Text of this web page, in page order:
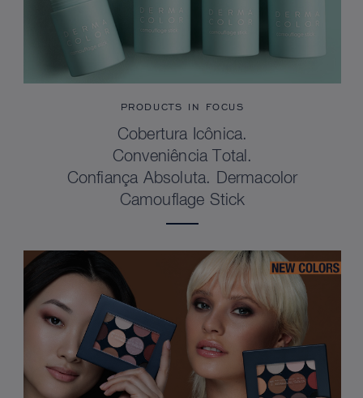
PRODUCTS IN FOCUS
Cobertura Icônica.
Conveniência Total.
Confiança Absoluta. Dermacolor
Camouflage Stick